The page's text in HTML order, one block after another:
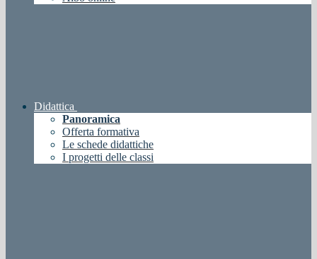
Didattica
Panoramica
Offerta formativa
Le schede didattiche
I progetti delle classi